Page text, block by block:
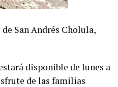
San Andrés Cholula,
disponible de lunes a
de las familias